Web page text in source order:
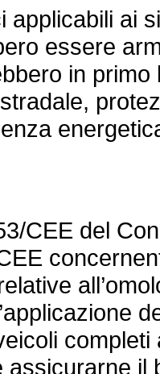
applicabili ai
essere
in
CEE del
assicurarne il